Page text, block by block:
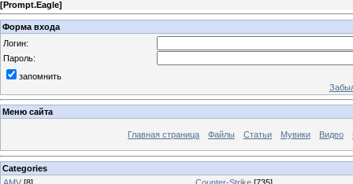
[Prompt.Eagle]
Форма входа
Логин:
Пароль:
запомнить
Меню сайта
Главная страница Файлы Статьи Мувики Видео
Categories